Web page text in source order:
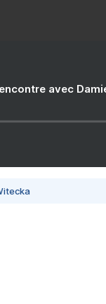
avec